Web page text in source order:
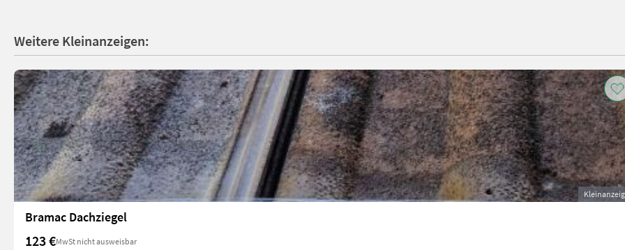
Weitere Kleinanzeigen:
Bramac Dachziegel
123 €MwSt nicht ausweisbar